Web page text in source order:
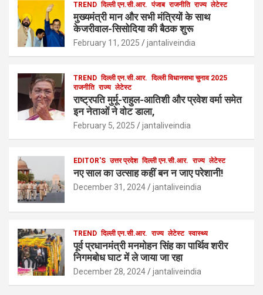
b
o
o
k
d
o
n
e
TREND दिल्ली एन.सी.आर. पंजाब राजनीति राज्य लेटेस्ट
मुख्यमंत्री मान और सभी मंत्रियों के साथ
केजरीवाल-सिसोदिया की बैठक शुरू
February 11, 2025 jantaliveindia
TREND दिल्ली एन.सी.आर. दिल्ली विधानसभा चुनाव 2025
राजनीति राज्य लेटेस्ट
राष्ट्रपति मुर्मू-राहुल-आतिशी और प्रवेश वर्मा समेत
इन नेताओं ने वोट डाला,
February 5, 2025 jantaliveindia
EDITOR'S उत्तर प्रदेश दिल्ली एन.सी.आर. राज्य लेटेस्ट
नए साल का उत्साह कहीं बन न जाए परेशानी!
December 31, 2024 jantaliveindia
TREND दिल्ली एन.सी.आर. राज्य लेटेस्ट स्वास्थ्य
पूर्व प्रधानमंत्री मनमोहन सिंह का पार्थिव शरीर
निगमबोध घाट में ले जाया जा रहा
December 28, 2024 jantaliveindia